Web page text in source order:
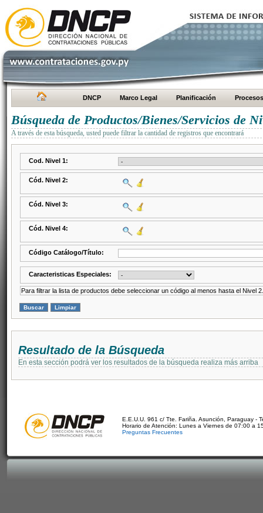
DNCP Marco Legal Planificación Procesos
Búsqueda de Productos/Bienes/Servicios de
A través de esta búsqueda, usted puede filtrar la cantidad de registros que encontrará
Cod. Nivel 1:
Cód. Nivel 2:
Cód. Nivel 3:
Cód. Nivel 4:
Código Catálogo/Título:
Caracteristicas Especiales:
Para filtrar la lista de productos debe seleccionar un código al menos hasta el Nivel 2.
Resultado de la Búsqueda
En esta sección podrá ver los resultados de la búsqueda realiza más arriba
E.E.U.U. 961 c/ Tte. Fariña. Asunción, Paraguay -
Horario de Atención: Lunes a Viernes de 07:00 a
Preguntas Frecuentes